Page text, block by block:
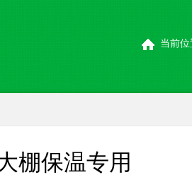
当前位
棚保温专用